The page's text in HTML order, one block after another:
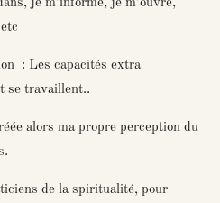
je m’informe, je m’ouvre,
: Les capacités extra
se travaillent..
alors ma propre perception du
de la spiritualité, pour